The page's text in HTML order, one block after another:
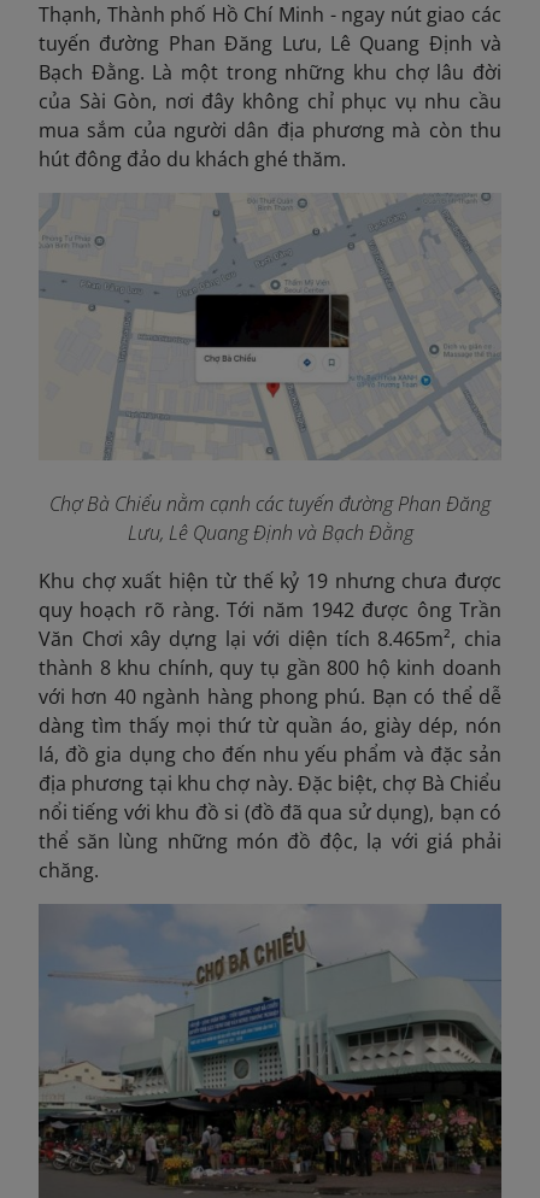
Thạnh, Thành phố Hồ Chí Minh - ngay nút giao các
tuyến đường Phan Đăng Lưu, Lê Quang Định và
Bạch Đằng. Là một trong những khu chợ lâu đời
của Sài Gòn, nơi đây không chỉ phục vụ nhu cầu
mua sắm của người dân địa phương mà còn thu
hút đông đảo du khách ghé thăm.
Chợ Bà Chiểu nằm cạnh các tuyến đường Phan Đăng
Lưu, Lê Quang Định và Bạch Đằng
Khu chợ xuất hiện từ thế kỷ 19 nhưng chưa được
quy hoạch rõ ràng. Tới năm 1942 được ông Trần
Văn Chơi xây dựng lại với diện tích 8.465m², chia
thành 8 khu chính, quy tụ gần 800 hộ kinh doanh
với hơn 40 ngành hàng phong phú. Bạn có thể dễ
dàng tìm thấy mọi thứ từ quần áo, giày dép, nón
lá, đồ gia dụng cho đến nhu yếu phẩm và đặc sản
địa phương tại khu chợ này. Đặc biệt, chợ Bà Chiểu
nổi tiếng với khu đồ si (đồ đã qua sử dụng), bạn có
thể săn lùng những món đồ độc, lạ với giá phải
chăng.